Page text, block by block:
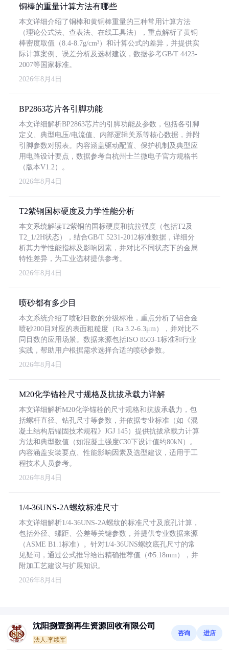
铜棒的重量计算方法有哪些
本文详细介绍了铜棒和黄铜棒重量的三种常用计算方法
（理论公式法、查表法、在线工具法），重点解析了黄铜
棒密度取值（8.4-8.7g/cm³）和计算公式的差异，并提供实
际计算案例、误差分析及选材建议，数据参考GB/T 4423-
2007等国家标准。
2026年8月4日
BP2863芯片各引脚功能
本文详细解析BP2863芯片的引脚功能及参数，包括各引脚
定义、典型电压/电流值、内部逻辑关系等核心数据，并附
引脚参数对照表。内容涵盖驱动配置、保护机制及典型应
用电路设计要点，数据参考自杭州士兰微电子官方规格书
（版本V1.2）。
2026年8月4日
T2紫铜国标硬度及力学性能分析
本文系统解读T2紫铜的国标硬度和抗拉强度（包括T2及
T2_1/2H状态），结合GB/T 5231-2012标准数据，详细分
析其力学性能指标及影响因素，并对比不同状态下的金属
特性差异，为工业选材提供参考。
2026年8月4日
喷砂都有多少目
本文系统介绍了喷砂目数的分级标准，重点分析了铝合金
喷砂200目对应的表面粗糙度（Ra 3.2-6.3μm），并对比不
同目数的应用场景。数据来源包括ISO 8503-1标准和行业
实践，帮助用户根据需求选择合适的喷砂参数。
2026年8月4日
M20化学锚栓尺寸规格及抗拔承载力详解
本文详细解析M20化学锚栓的尺寸规格和抗拔承载力，包
括螺杆直径、钻孔尺寸等参数，并依据专业标准（如《混
凝土结构后锚固技术规程》JGJ 145）提供抗拔承载力计算
方法和典型数值（如混凝土强度C30下设计值约80kN）。
内容涵盖安装要点、性能影响因素及选型建议，适用于工
程技术人员参考。
2026年8月4日
1/4-36UNS-2A螺纹标准尺寸
本文详细解析1/4-36UNS-2A螺纹的标准尺寸及底孔计算，
包括外径、螺距、公差等关键参数，并提供专业数据来源
（ASME B1.1标准）。针对1/4-36UNS螺纹底孔尺寸的常
见疑问，通过公式推导给出精确推荐值（Φ5.18mm），并
附加工艺建议与扩展知识。
2026年8月4日
沈阳捌壹捌再生资源回收有限公司
法人:李续军
咨询 进店